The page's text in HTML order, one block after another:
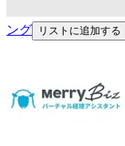
ング
リストに追加する